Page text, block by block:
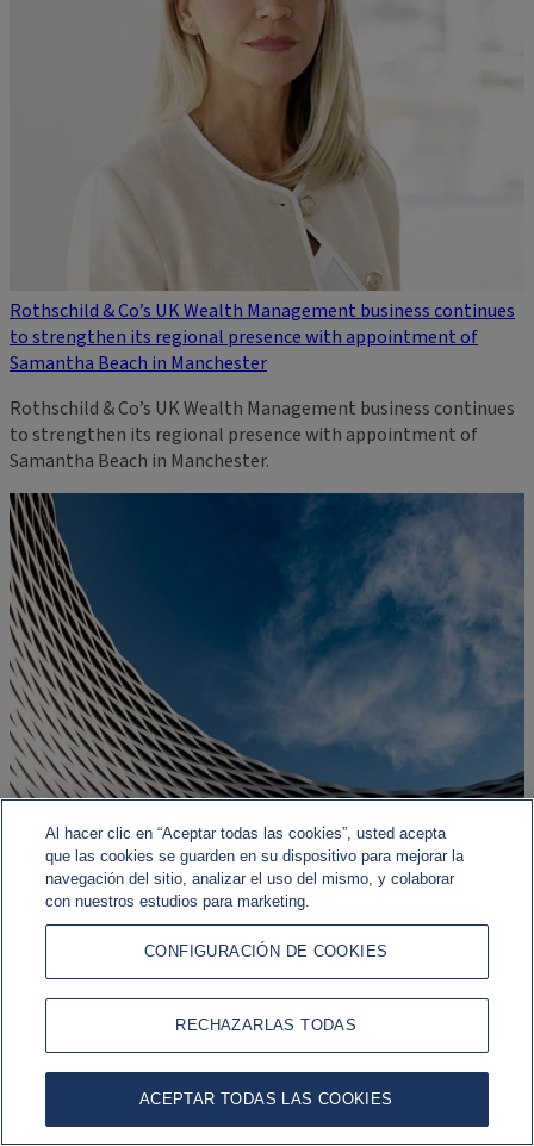
Rothschild & Co’s UK Wealth Management business continues
to strengthen its regional presence with appointment of
Samantha Beach in Manchester
Rothschild & Co’s UK Wealth Management business continues
to strengthen its regional presence with appointment of
Samantha Beach in Manchester.
Asset Management: Fixed Income Quarterly Strategy - July
2026
After a strong start to the year for the fixed income markets,
the environment has gradually become more complex. Yet the
Al hacer clic en “Aceptar todas las cookies”, usted acepta
que las cookies se guarden en su dispositivo para mejorar la
navegación del sitio, analizar el uso del mismo, y colaborar
con nuestros estudios para marketing.
CONFIGURACIÓN DE COOKIES
RECHAZARLAS TODAS
ACEPTAR TODAS LAS COOKIES